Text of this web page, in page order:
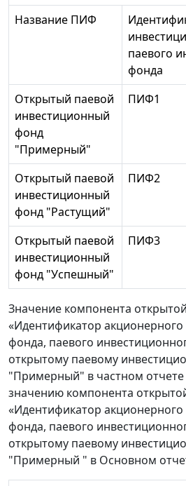
Название ПИФ
паевого
фонда
Открытый паевой
инвестиционный
фонд
"Примерный"
ПИФ1
Открытый паевой
инвестиционный
фонд "Растущий"
ПИФ2
Открытый паевой
инвестиционный
фонд "Успешный"
ПИФ3
Значение компонента
«Идентификатор
фонда, паевого
открытому паевому
"Примерный" в частном отчете
значению компонента
«Идентификатор
фонда, паевого
открытому паевому
"Примерный " в Основном